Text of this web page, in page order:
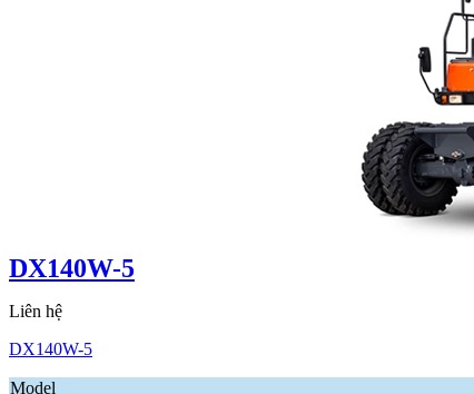
DX140W-5
Liên hệ
DX140W-5
Model